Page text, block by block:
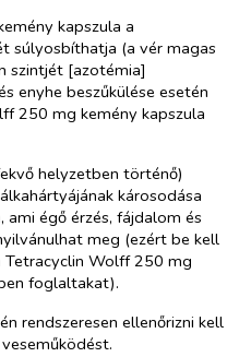
kapszula a
súlyosbíthatja (a vér magas
szintjét [azotémia]
enyhe beszűkülése esetén
250 mg kemény kapszula
helyzetben történő)
károsodása
égő érzés, fájdalom és
meg (ezért be kell
Tetracyclin Wolff 250 mg
foglaltakat).
rendszeresen ellenőrizni kell